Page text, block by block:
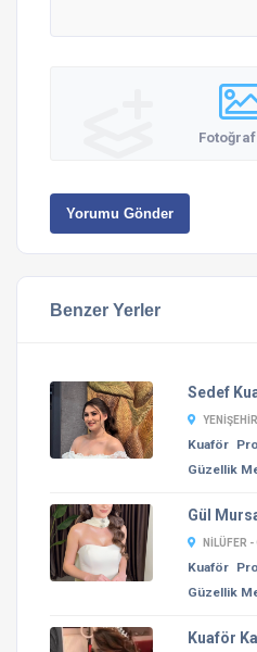
Fotoğraf
Yorumu Gönder
Benzer Yerler
Sedef
Kuaför
Güzellik
Gül
NILÜFER -
Kuaför
Güzellik
Kuaför